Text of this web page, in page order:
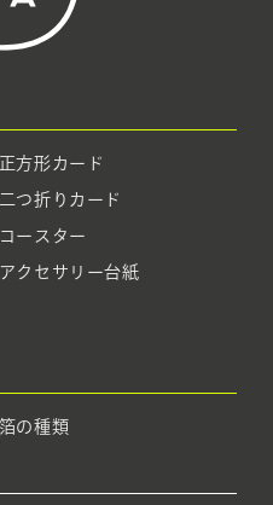
正方形カード
二つ折りカード
コースター
アクセサリー台紙
箔の種類